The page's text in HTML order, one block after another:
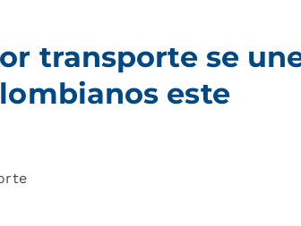
transporte se
este